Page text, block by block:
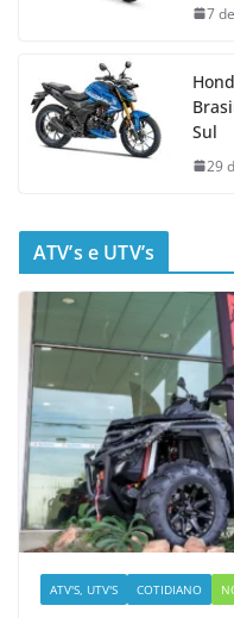
7
Sul
29
ATV’s e UTV’s
ATV'S, UTV'S COTIDIANO